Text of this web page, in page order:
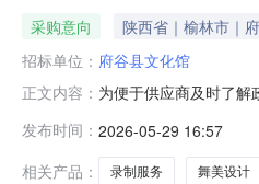
采购意向 陕西省｜榆林市｜
招标单位： 府谷县文化馆
正文内容： 为便于供应商及时了
要功能或目标：为弘扬
二人台艺术大师、府谷
发布时间： 2026-05-29 16:57
相关产品：
录制服务 舞美设计